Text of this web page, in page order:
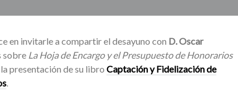
en invitarle a compartir el desayuno con D. Oscar
sobre La Hoja de Encargo y el Presupuesto de Honorarios
la presentación de su libro Captación y Fidelización de
.